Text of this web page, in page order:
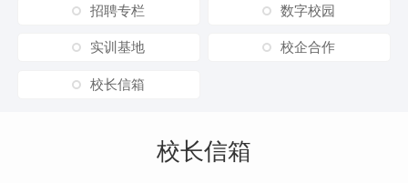
招聘专栏 数字校园
实训基地 校企合作
校长信箱
校长信箱